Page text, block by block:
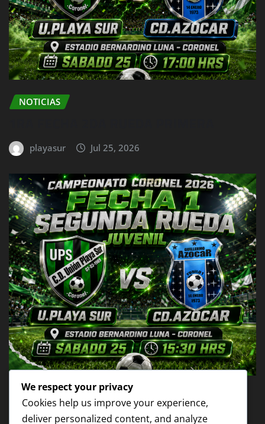
NOTICIAS
playasur Jul 25, 2026
NOTICIAS
1RA FECHA 2DA RUEDA JUVENIL
We respect your privacy
Cookies help us improve your experience,
deliver personalized content, and analyze